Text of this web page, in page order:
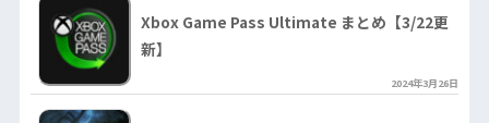
Xbox Game Pass Ultimate まとめ【3/22更
新】
2024年3月26日